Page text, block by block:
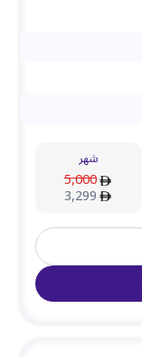
شهر
5,000
3,299